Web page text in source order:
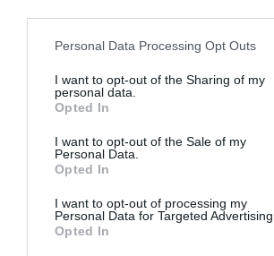
Personal Data Processing Opt Outs
I want to opt-out of the Sharing of my
personal data.
Opted In
I want to opt-out of the Sale of my
Personal Data.
Opted In
I want to opt-out of processing my
Personal Data for Targeted Advertising.
Opted In
Lokalt väder
33°C
33°C
Senaste nytt